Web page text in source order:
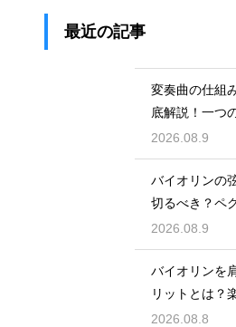
最近の記事
変奏曲の仕組
底解説！一つ
化する面白さ
2026.08.9
バイオリンの
切るべき？ペ
まない処理法
2026.08.9
バイオリンを
リットとは？
き出す構え方
2026.08.8